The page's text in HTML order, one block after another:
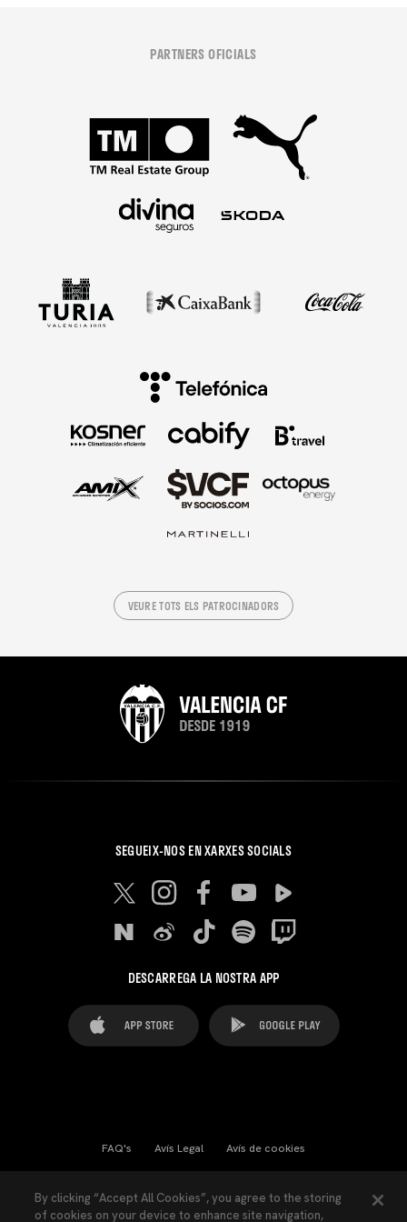
PARTNERS OFICIALS
VEURE TOTS ELS PATROCINADORS
SEGUEIX-NOS EN XARXES SOCIALS
DESCARREGA LA NOSTRA APP
FAQ's Avís Legal Avís de cookies
Llei de Transparència Política de Privacitat
By clicking “Accept All Cookies”, you agree to the storing
of cookies on your device to enhance site navigation,